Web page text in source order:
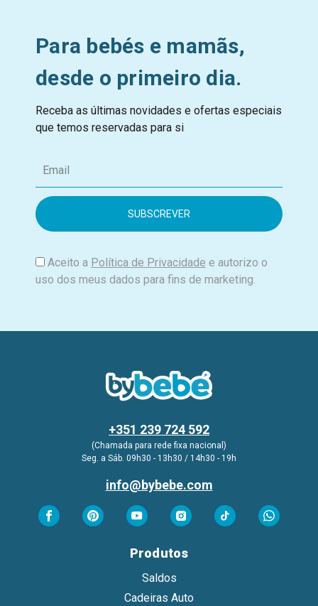
Para bebés e mamãs,
desde o primeiro dia.
Receba as últimas novidades e ofertas especiais
que temos reservadas para si
m
i
Aceito a Política de Privacidade e autorizo o
uso dos meus dados para fins de marketing.
+351 239 724 592
(Chamada para rede fixa nacional)
Seg. a Sáb. 09h30 - 13h30 / 14h30 - 19h
info@bybebe.com
Produtos
Saldos
Cadeiras Auto